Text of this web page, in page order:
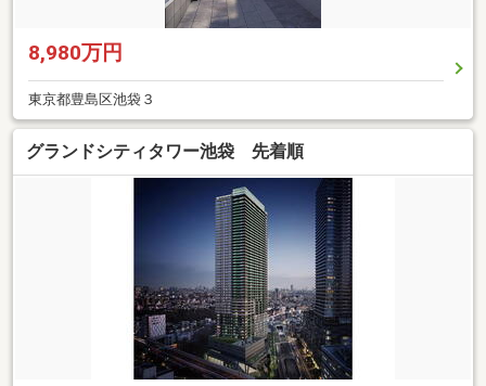
8,980万円
東京都豊島区池袋３
グランドシティタワー池袋 先着順